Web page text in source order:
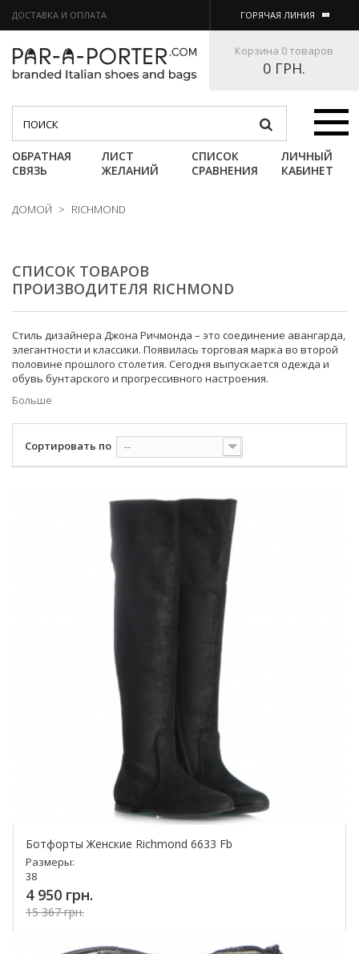
ДОСТАВКА И ОПЛАТА ГОРЯЧАЯ ЛИНИЯ
Корзина 0 товаров
0 ГРН.
Категории
ОБРАТНАЯ
СВЯЗЬ
ЛИСТ
ЖЕЛАНИЙ
СПИСОК
СРАВНЕНИЯ
ЛИЧНЫЙ
КАБИНЕТ
ДОМОЙ > RICHMOND
СПИСОК ТОВАРОВ
ПРОИЗВОДИТЕЛЯ RICHMOND
Стиль дизайнера Джона Ричмонда – это соединение авангарда,
элегантности и классики. Появилась торговая марка во второй
половине прошлого столетия. Сегодня выпускается одежда и
обувь бунтарского и прогрессивного настроения.
Больше
Сортировать по --
Ботфорты Женские Richmond 6633 Fb
Размеры:
38
4 950 грн.
15 367 грн.